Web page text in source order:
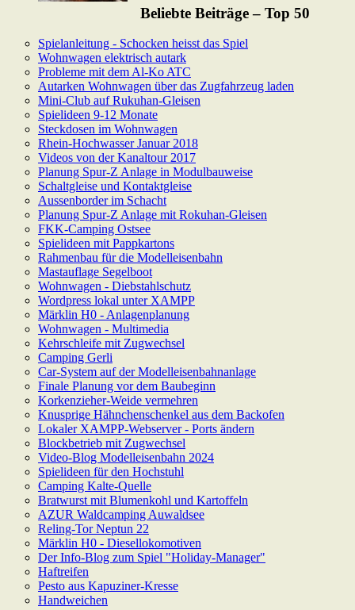
Beliebte Beiträge – Top 50
Spielanleitung - Schocken heisst das Spiel
Wohnwagen elektrisch autark
Probleme mit dem Al-Ko ATC
Autarken Wohnwagen über das Zugfahrzeug laden
Mini-Club auf Rukuhan-Gleisen
Spielideen 9-12 Monate
Steckdosen im Wohnwagen
Rhein-Hochwasser Januar 2018
Videos von der Kanaltour 2017
Planung Spur-Z Anlage in Modulbauweise
Schaltgleise und Kontaktgleise
Aussenborder im Schacht
Planung Spur-Z Anlage mit Rokuhan-Gleisen
FKK-Camping Ostsee
Spielideen mit Pappkartons
Rahmenbau für die Modelleisenbahn
Mastauflage Segelboot
Wohnwagen - Diebstahlschutz
Wordpress lokal unter XAMPP
Märklin H0 - Anlagenplanung
Wohnwagen - Multimedia
Kehrschleife mit Zugwechsel
Camping Gerli
Car-System auf der Modelleisenbahnanlage
Finale Planung vor dem Baubeginn
Korkenzieher-Weide vermehren
Knusprige Hähnchenschenkel aus dem Backofen
Lokaler XAMPP-Webserver - Ports ändern
Blockbetrieb mit Zugwechsel
Video-Blog Modelleisenbahn 2024
Spielideen für den Hochstuhl
Camping Kalte-Quelle
Bratwurst mit Blumenkohl und Kartoffeln
AZUR Waldcamping Auwaldsee
Reling-Tor Neptun 22
Märklin H0 - Diesellokomotiven
Der Info-Blog zum Spiel "Holiday-Manager"
Haftreifen
Pesto aus Kapuziner-Kresse
Handweichen